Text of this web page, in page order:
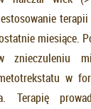
miesiące.
znieczuleniu
w
Terapię